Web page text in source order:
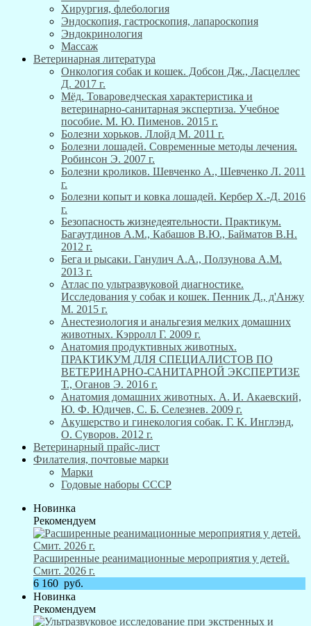
Хирургия, флебология
Эндоскопия, гастроскопия, лапароскопия
Эндокринология
Массаж
Ветеринарная литература
Онкология собак и кошек. Добсон Дж., Ласцеллес
Д. 2017 г.
Мёд. Товароведческая характеристика и
ветеринарно-санитарная экспертиза. Учебное
пособие. М. Ю. Пименов. 2015 г.
Болезни хорьков. Ллойд М. 2011 г.
Болезни лошадей. Современные методы лечения.
Робинсон Э. 2007 г.
Болезни кроликов. Шевченко А., Шевченко Л. 2011
г.
Болезни копыт и ковка лошадей. Кербер Х.-Д. 2016
г.
Безопасность жизнедеятельности. Практикум.
Багаутдинов А.М., Кабашов В.Ю., Байматов В.Н.
2012 г.
Бега и рысаки. Ганулич А.А., Ползунова А.М.
2013 г.
Атлас по ультразвуковой диагностике.
Исследования у собак и кошек. Пенник Д., д'Анжу
М. 2015 г.
Анестезиология и анальгезия мелких домашних
животных. Кэрролл Г. 2009 г.
Анатомия продуктивных животных.
ПРАКТИКУМ ДЛЯ СПЕЦИАЛИСТОВ ПО
ВЕТЕРИНАРНО-САНИТАРНОЙ ЭКСПЕРТИЗЕ
Т., Оганов Э. 2016 г.
Анатомия домашних животных. А. И. Акаевский,
Ю. Ф. Юдичев, С. Б. Селезнев. 2009 г.
Акушерство и гинекология собак. Г. К. Инглэнд,
О. Суворов. 2012 г.
Ветеринарный прайс-лист
Филателия, почтовые марки
Марки
Годовые наборы СССР
Новинка
Рекомендуем
Расширенные реанимационные мероприятия у детей.
Смит. 2026 г.
6 160 руб.
Новинка
Рекомендуем